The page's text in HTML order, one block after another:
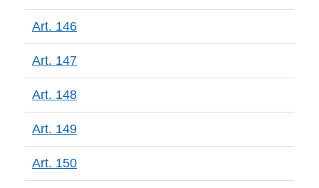
Art. 146
Art. 147
Art. 148
Art. 149
Art. 150